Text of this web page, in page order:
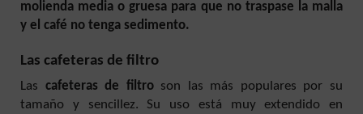
molienda media o gruesa para que no traspase la malla
y el café no tenga sedimento.
Las cafeteras de filtro
Las cafeteras de filtroson las más populares por su
tamaño y sencillez. Su uso está muy extendido en